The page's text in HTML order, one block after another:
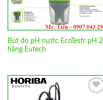
Bút đo pH nước EcoTestr pH 2
hãng Eutech